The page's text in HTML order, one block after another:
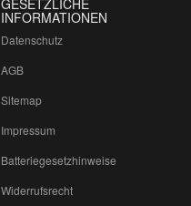
GESETZLICHE
INFORMATIONEN
Datenschutz
AGB
Sitemap
Impressum
Batteriegesetzhinweise
Widerrufsrecht